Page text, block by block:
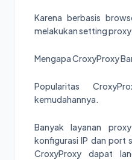
Karena berbasis
melakukan setting
Mengapa CroxyProxy
Popularitas
kemudahannya.
Banyak layanan
konfigurasi IP dan port
CroxyProxy dapat